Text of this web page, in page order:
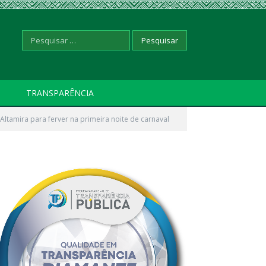
Pesquisar
por:
TRANSPARÊNCIA
Altamira para ferver na primeira noite de carnaval